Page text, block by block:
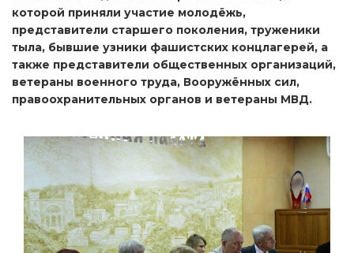
которой приняли участие молодёжь,
представители старшего поколения, труженики
тыла, бывшие узники фашистских концлагерей, а
также представители общественных организаций,
ветераны военного труда, Вооружённых сил,
правоохранительных органов и ветераны МВД.